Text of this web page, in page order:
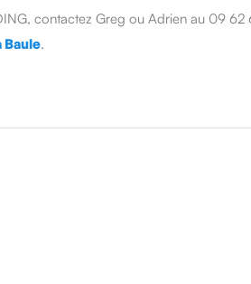
contactez Greg ou Adrien au 09
.